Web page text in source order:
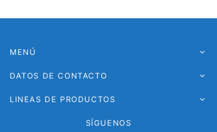
MENÚ
DATOS DE CONTACTO
LINEAS DE PRODUCTOS
SÍGUENOS